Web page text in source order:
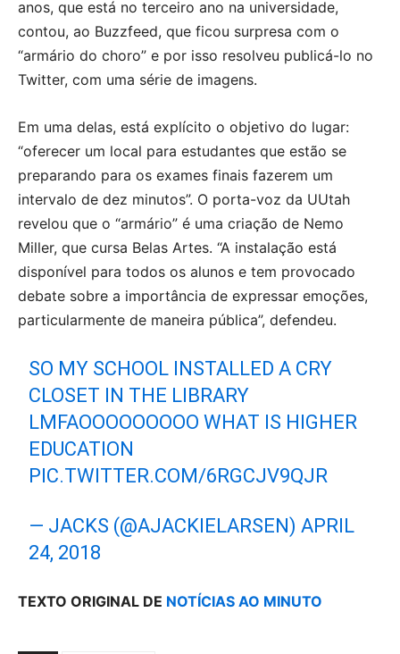
anos, que está no terceiro ano na universidade,
contou, ao Buzzfeed, que ficou surpresa com o
“armário do choro” e por isso resolveu publicá-lo no
Twitter, com uma série de imagens.
Em uma delas, está explícito o objetivo do lugar:
“oferecer um local para estudantes que estão se
preparando para os exames finais fazerem um
intervalo de dez minutos”. O porta-voz da UUtah
revelou que o “armário” é uma criação de Nemo
Miller, que cursa Belas Artes. “A instalação está
disponível para todos os alunos e tem provocado
debate sobre a importância de expressar emoções,
particularmente de maneira pública”, defendeu.
SO MY SCHOOL INSTALLED A CRY
CLOSET IN THE LIBRARY
LMFAOOOOOOOOO WHAT IS HIGHER
EDUCATION
PIC.TWITTER.COM/6RGCJV9QJR
— JACKS (@AJACKIELARSEN)APRIL
24, 2018
TEXTO ORIGINAL DE NOTÍCIAS AO MINUTO